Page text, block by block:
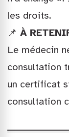
les droits.
📌 À
Le médecin
consultation
un certificat
consultation